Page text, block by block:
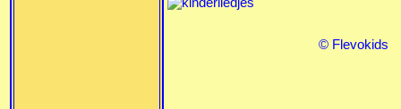
© Flevokids